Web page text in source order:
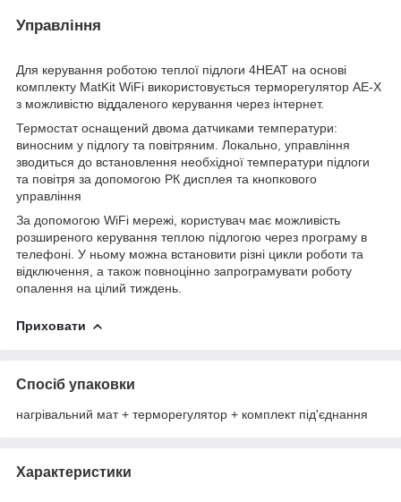
Управління
Для керування роботою теплої підлоги 4HEAT на основі
комплекту MatKit WiFi використовується терморегулятор AE-X
з можливістю віддаленого керування через інтернет.
Термостат оснащений двома датчиками температури:
виносним у підлогу та повітряним. Локально, управління
зводиться до встановлення необхідної температури підлоги
та повітря за допомогою РК дисплея та кнопкового
управління
За допомогою WiFi мережі, користувач має можливість
розширеного керування теплою підлогою через програму в
телефоні. У ньому можна встановити різні цикли роботи та
відключення, а також повноцінно запрограмувати роботу
опалення на цілий тиждень.
Приховати
Спосіб упаковки
нагрівальний мат + терморегулятор + комплект під'єднання
Характеристики